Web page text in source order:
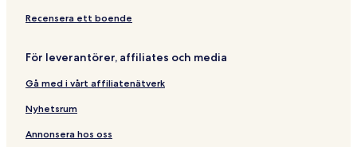
Recensera ett boende
För leverantörer, affiliates och media
Gå med i vårt affiliatenätverk
Nyhetsrum
Annonsera hos oss